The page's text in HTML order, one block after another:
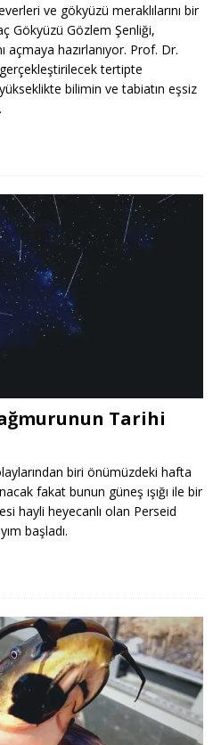
ve gökyüzü meraklılarını bir
Gökyüzü Gözlem Şenliği,
açmaya hazırlanıyor. Prof. Dr.
tertipte
bilimin ve tabiatın eşsiz
Tarihi
biri önümüzdeki hafta
fakat bunun güneş ışığı ile bir
hayli heyecanlı olan Perseid
başladı.